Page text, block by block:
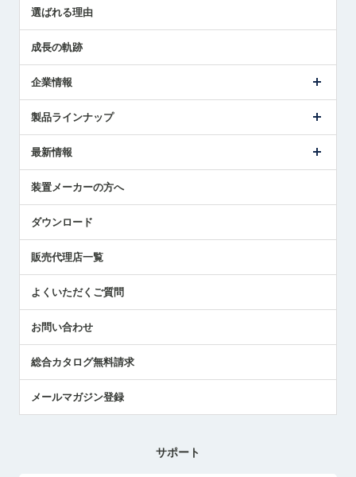
解決策提案
選ばれる理由
成長の軌跡
企業情報
ごあいさつ
受賞履歴
採用情報
国/地域/言語
製品ラインナップ
ツールセッタ製品
エアマイクロセンサ製品
最新情報
メトロールの技術
社員ブログ
中小企業のBCP地震対策
センサのテクニカルガイド
社長ブログ
装置メーカーの方へ
ダウンロード
販売代理店一覧
よくいただくご質問
お問い合わせ
総合カタログ無料請求
メールマガジン登録
サポート